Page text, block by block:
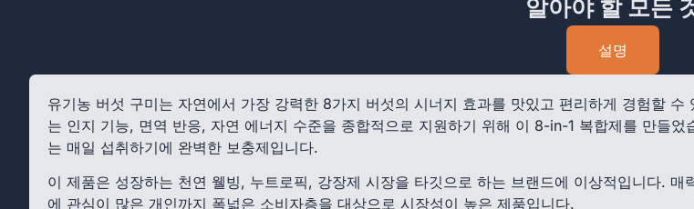
알아야 할 모든
설명
유기농 버섯 구미는 자연에서 가장 강력한 8가지 버섯의 시너지 효과를 맛있고 편리하게 경험할 수
는 인지 기능, 면역 반응, 자연 에너지 수준을 종합적으로 지원하기 위해 이 8-in-1 복합제를 만들
는 매일 섭취하기에 완벽한 보충제입니다.
이 제품은 성장하는 천연 웰빙, 누트로픽, 강장제 시장을 타깃으로 하는 브랜드에 이상적입니다.
에 관심이 많은 개인까지 폭넓은 소비자층을 대상으로 시장성이 높은 제품입니다.